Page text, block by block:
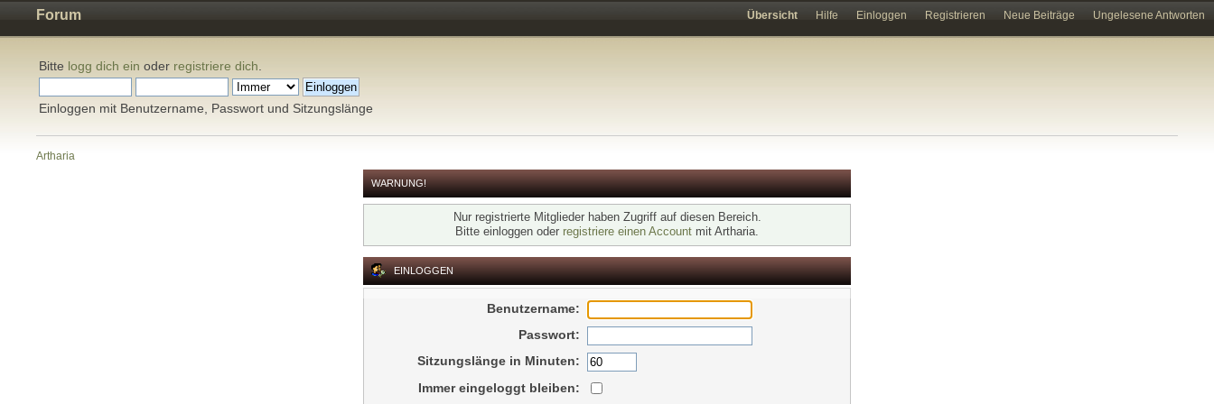
Forum Übersicht Hilfe Einloggen Registrieren Neue Beiträge Ungelesene Antworten
Bitte logg dich ein oder registriere dich
Einloggen mit Benutzername, Passwort und Sitzungslänge
Artharia
WARNUNG!
Nur registrierte Mitglieder haben Zugriff auf diesen Bereich.
Bitte einloggen oder registriere einen Account mit Artharia.
EINLOGGEN
Benutzername:
Passwort:
Sitzungslänge in Minuten:
Immer eingeloggt bleiben: